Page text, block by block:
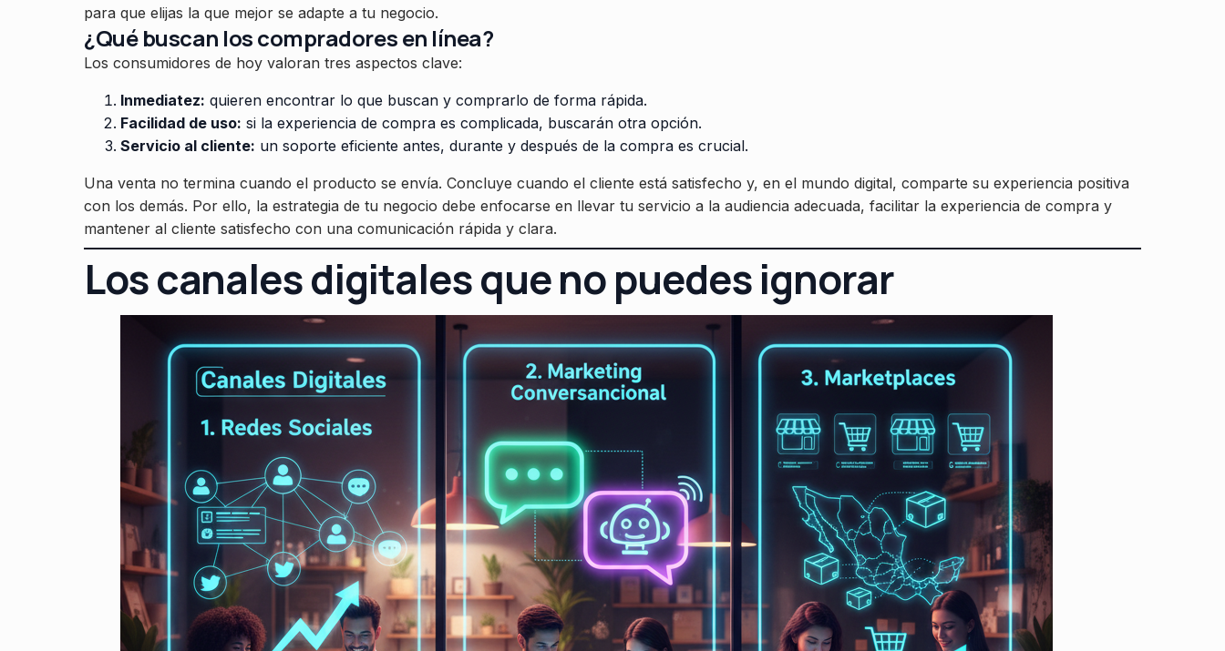
para que elijas la que mejor se adapte a tu negocio.
¿Qué buscan los compradores en línea?
Los consumidores de hoy valoran tres aspectos clave:
Inmediatez: quieren encontrar lo que buscan y comprarlo de forma rápida.
Facilidad de uso: si la experiencia de compra es complicada, buscarán otra opción.
Servicio al cliente: un soporte eficiente antes, durante y después de la compra es crucial.
Una venta no termina cuando el producto se envía. Concluye cuando el cliente está satisfecho y, en el mundo digital, comparte su experiencia positiva
con los demás. Por ello, la estrategia de tu negocio debe enfocarse en llevar tu servicio a la audiencia adecuada, facilitar la experiencia de compra y
mantener al cliente satisfecho con una comunicación rápida y clara.
Los canales digitales que no puedes ignorar